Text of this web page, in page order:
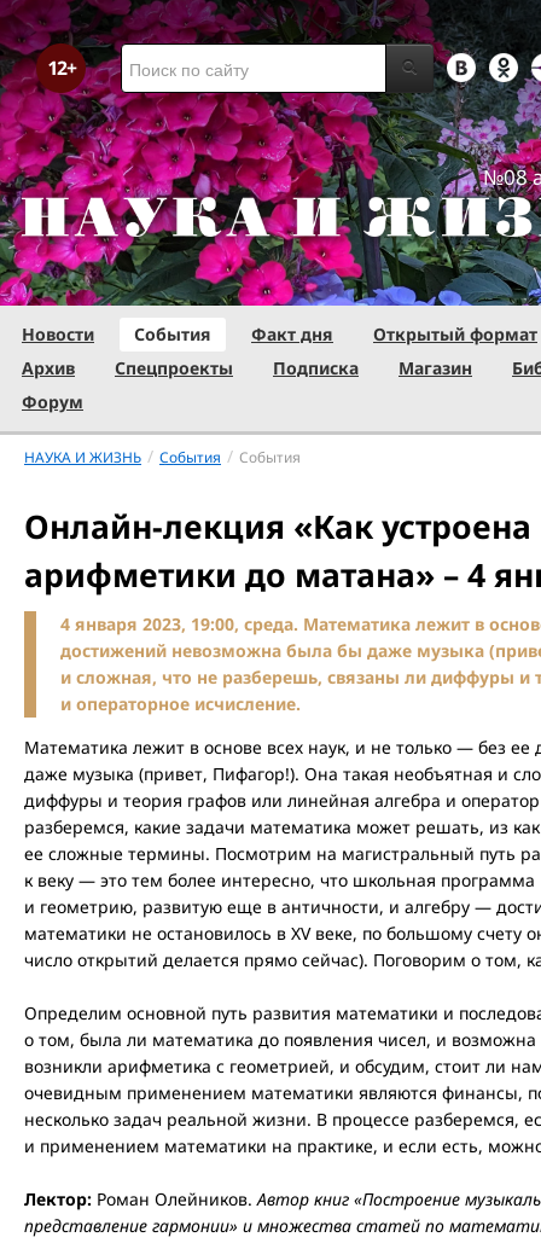
№08
Новости События Факт дня
Открытый формат
Архив
Спецпроекты Подписка Магазин
Форум
НАУКА И ЖИЗНЬ / События / События
Онлайн-лекция «Как
арифметики до матана» – 4
4 января 2023, 19:00, среда. Математика лежит в
достижений невозможна была бы даже музыка
и сложная, что не разберешь, связаны ли диффуры и
и операторное исчисление.
Математика лежит в основе всех наук, и не только — без
даже музыка (привет, Пифагор!). Она такая необъятная и
диффуры и теория графов или линейная алгебра и
разберемся, какие задачи математика может решать, из
ее сложные термины. Посмотрим на магистральный путь
к веку — это тем более интересно, что школьная
и геометрию, развитую еще в античности, и алгебру —
математики не остановилось в XV веке, по большому счету
число открытий делается прямо сейчас). Поговорим о том,
Определим основной путь развития математики и
о том, была ли математика до появления чисел, и
возникли арифметика с геометрией, и обсудим, стоит ли
очевидным применением математики являются финансы,
несколько задач реальной жизни. В процессе разберемся,
и применением математики на практике, и если есть,
Лектор: Роман Олейников.Автор книг «Построение
представление гармонии» и множества статей по